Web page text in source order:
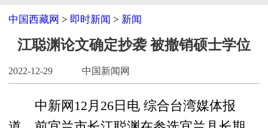
中国西藏网 > 即时新闻 > 新闻
江聪渊论文确定抄袭 被撤销硕士学位
2022-12-29 中国新闻网
中新网12月26日电 综合台湾媒体报